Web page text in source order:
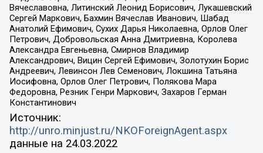
Вячеславовна, Литинский Леонид Борисович, Лукашевский
Сергей Маркович, Бахмин Вячеслав Иванович, Шабад
Анатолий Ефимович, Сухих Дарья Николаевна, Орлов Олег
Петрович, Добровольская Анна Дмитриевна, Королева
Александра Евгеньевна, Смирнов Владимир
Александрович, Вицин Сергей Ефимович, Золотухин Борис
Андреевич, Левинсон Лев Семенович, Локшина Татьяна
Иосифовна, Орлов Олег Петрович, Полякова Мара
Федоровна, Резник Генри Маркович, Захаров Герман
Константинович
Источник:
http://unro.minjust.ru/NKOForeignAgent.aspx
данные на 24.03.2022